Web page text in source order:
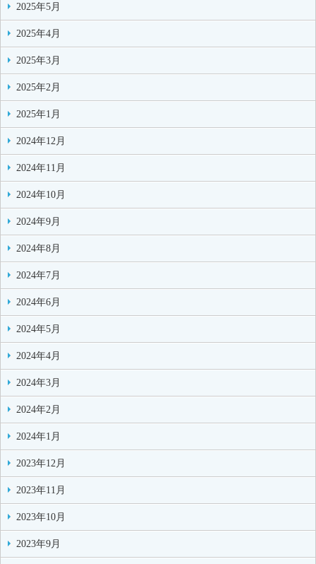
2025年5月
2025年4月
2025年3月
2025年2月
2025年1月
2024年12月
2024年11月
2024年10月
2024年9月
2024年8月
2024年7月
2024年6月
2024年5月
2024年4月
2024年3月
2024年2月
2024年1月
2023年12月
2023年11月
2023年10月
2023年9月